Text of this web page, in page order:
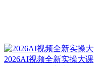
2026AI视频全新实操大课